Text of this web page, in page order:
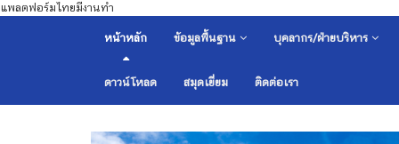
แพลตฟอร์มไทยมีงานทำ
หน้าหลัก ข้อมูลพื้นฐาน บุคลากร/ฝ่ายบริหาร
ดาวน์โหลด สมุดเยี่ยม ติดต่อเรา